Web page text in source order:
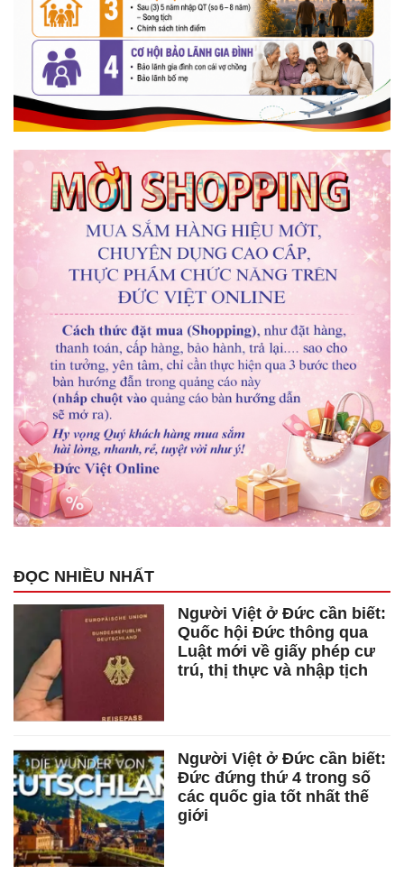
ĐỌC NHIỀU NHẤT
Người Việt ở Đức cần biết:
Quốc hội Đức thông qua
Luật mới về giấy phép cư
trú, thị thực và nhập tịch
Người Việt ở Đức cần biết:
Đức đứng thứ 4 trong số
các quốc gia tốt nhất thế
giới